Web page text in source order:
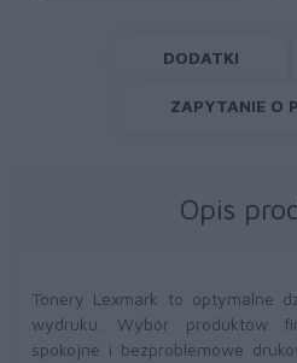
DODATKI
ZAPYTANIE O
Opis
Tonery Lexmark to optymalne
wydruku. Wybór produktów
spokojne i bezproblemowe